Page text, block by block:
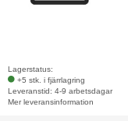
Lagerstatus:
+5 stk. i fjärrlagring
Leveranstid: 4-9 arbetsdagar
Mer leveransinformation